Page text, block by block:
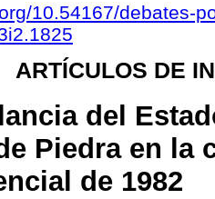
10.54167/debates-
ARTÍCULOS DE
del
Piedra en la
de 1982